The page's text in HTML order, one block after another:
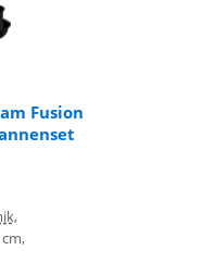
Fusion